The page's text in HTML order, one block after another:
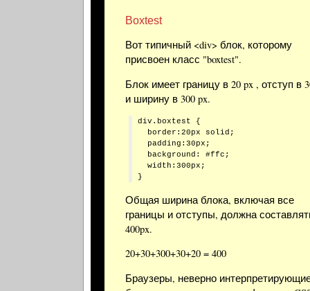
Boxtest
Вот типичный <div> блок, которому
присвоен класс "boxtest".
Блок имеет границу в 20 px , отступ в
и ширину в 300 px.
div.boxtest {
  border:20px solid;
  padding:30px;
  background: #ffc;
  width:300px;
Общая ширина блока, включая все
границы и отступы, должна
400px.
20+30+300+30+20 = 400
Браузеры, неверно